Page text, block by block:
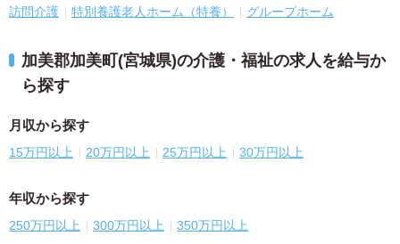
訪問介護 特別養護老人ホーム（特養） グループホーム
加美郡加美町(宮城県)の介護・福祉の求人を給与か
ら探す
月収から探す
15万円以上 20万円以上 25万円以上 30万円以上
年収から探す
250万円以上 300万円以上 350万円以上